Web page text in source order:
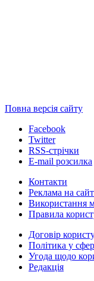
Повна версія сайту
Facebook
Twitter
RSS-стрічки
E-mail розсилка
Контакти
Реклама на
Використання
Правила
Договір
Політика у
Угода щодо
Редакція